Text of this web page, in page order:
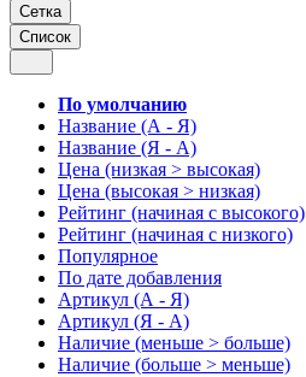
Сетка
Список
По умолчанию
Название (А - Я)
Название (Я - А)
Цена (низкая > высокая)
Цена (высокая > низкая)
Рейтинг (начиная с высокого)
Рейтинг (начиная с низкого)
Популярное
По дате добавления
Артикул (А - Я)
Артикул (Я - А)
Наличие (меньше > больше)
Наличие (больше > меньше)